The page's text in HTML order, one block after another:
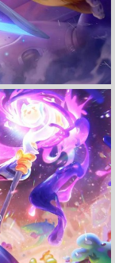
超清壁纸
立 即 下 载
藏